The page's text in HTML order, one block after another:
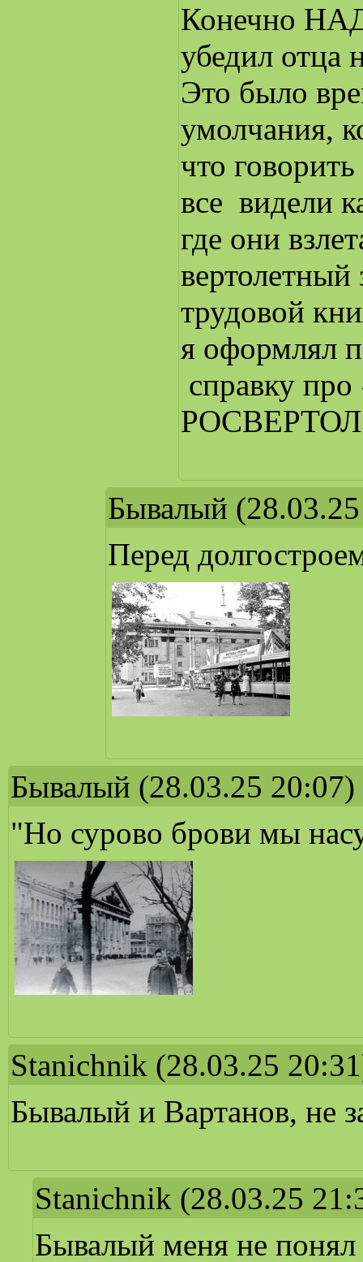
Конечно
убедил отца
Это было
умолчания,
что
все видели
где они
трудовой
я оформлял
справку про
Бывалый
Перед
Бывалый (28.03.25 20:07)
"Но сурово брови мы
Stanichnik (28.03.25
Бывалый и Вартанов, не
Stanichnik (28.03.25
Бывалый меня не понял